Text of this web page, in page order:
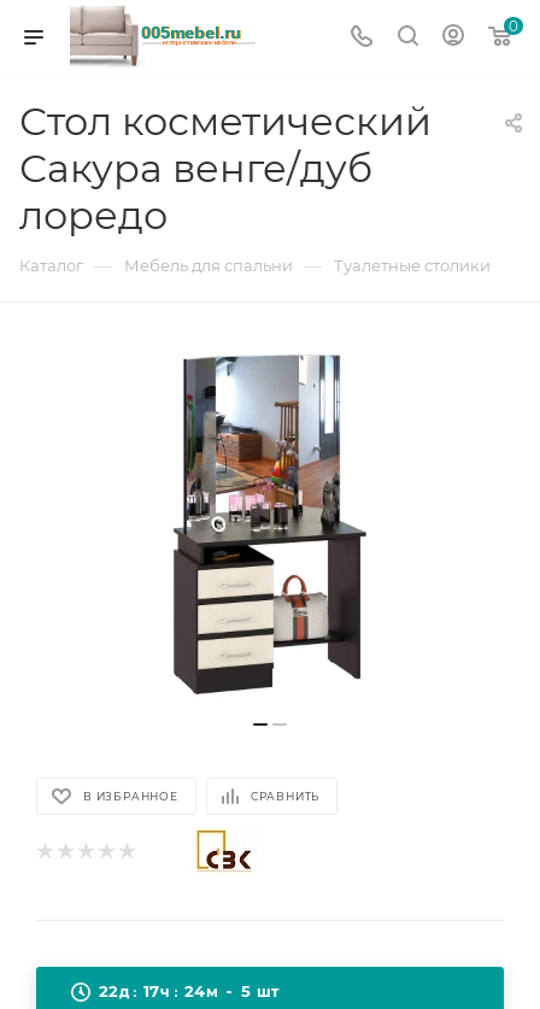
0
Стол косметический
Сакура венге/дуб
лоредо
Каталог — Мебель для спальни — Туалетные столики
В ИЗБРАННОЕ СРАВНИТЬ
22д 17ч 24м 5 шт